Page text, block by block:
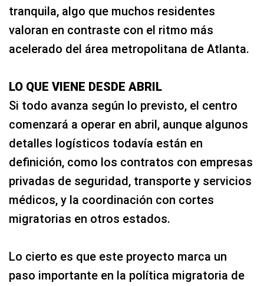
tranquila, algo que muchos residentes
valoran en contraste con el ritmo más
acelerado del área metropolitana de Atlanta.
LO QUE VIENE DESDE ABRIL
Si todo avanza según lo previsto, el centro
comenzará a operar en abril, aunque algunos
detalles logísticos todavía están en
definición, como los contratos con empresas
privadas de seguridad, transporte y servicios
médicos, y la coordinación con cortes
migratorias en otros estados.
Lo cierto es que este proyecto marca un
paso importante en la política migratoria de